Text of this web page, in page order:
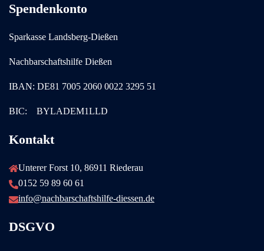
Spendenkonto
Sparkasse Landsberg-Dießen
Nachbarschaftshilfe Dießen
IBAN: DE81 7005 2060 0022 3295 51
BIC: BYLADEM1LLD
Kontakt
Unterer Forst 10, 86911 Riederau
0152 59 89 60 61
info@nachbarschaftshilfe-diessen.de
DSGVO